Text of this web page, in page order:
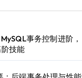
事务控制进阶，
技能